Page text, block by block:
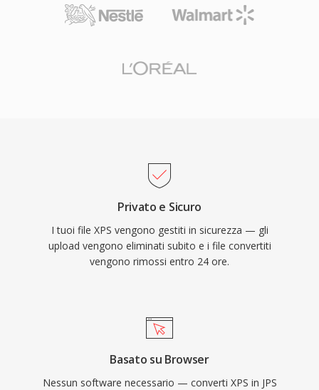
Privato e Sicuro
I tuoi file XPS vengono gestiti in sicurezza — gli
upload vengono eliminati subito e i file convertiti
vengono rimossi entro 24 ore.
Basato su Browser
Nessun software necessario — converti XPS in JPS